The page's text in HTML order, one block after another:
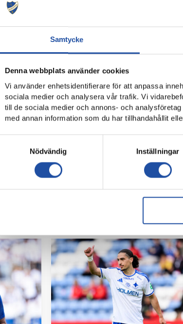
Samtycke
Denna webbplats använder cookies
Vi använder enhetsidentifierare för att anpassa
sociala medier och analysera vår trafik. Vi
till de sociala medier och annons- och
med annan information som du har tillhandahållit
Nödvändig
Inställningar
Den allsvenska premiären mot Kalmar FF
truppen ut på Östgötaporten för att
premiären.
Vi sänder live på Solidsport – klicka här för att
TILLBAKA